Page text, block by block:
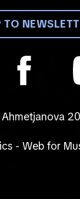
TO
- Web for